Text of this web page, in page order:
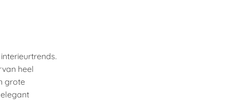
heel
grote